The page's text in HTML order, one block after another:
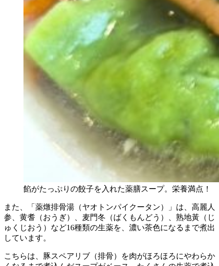
餡がたっぷりの餃子を入れた薬膳スープ。栄養満点！
また、「薬燉排骨湯（ヤオトンパイクータン）」は、高麗人
参、黄耆（おうぎ）、麦門冬（ばくもんどう）、熟地黃（じ
ゅくじおう）など16種類の生薬を、濃い茶色になるまで煮出
しています。
こちらは、豚スペアリブ（排骨）を肉がほろほろにやわらか